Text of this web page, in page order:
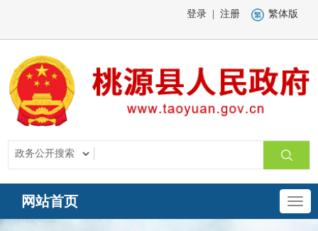
登录 注册 繁体版
网站首页